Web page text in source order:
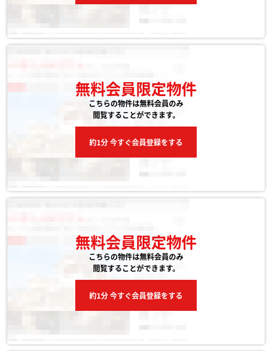
無料会員限定物件
こちらの物件は無料会員のみ
閲覧することができます。
約1分 今すぐ会員登録をする
無料会員限定物件
こちらの物件は無料会員のみ
閲覧することができます。
約1分 今すぐ会員登録をする